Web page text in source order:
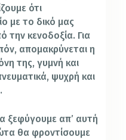
ότι
με το δικό μας
την κενοδοξία. Για
απομακρύνεται η
της, γυμνή και
ψυχρή και
ξεφύγουμε απ’ αυτή
θα φροντίσουμε